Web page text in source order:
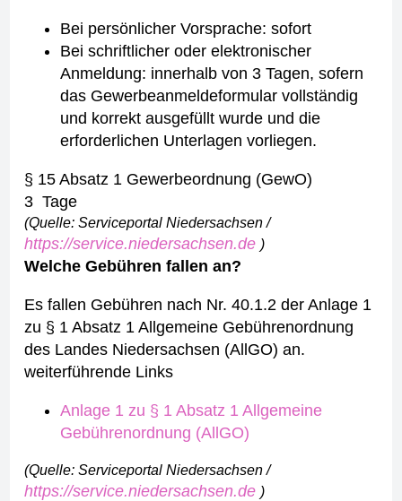
Bei persönlicher Vorsprache: sofort
Bei schriftlicher oder elektronischer
Anmeldung: innerhalb von 3 Tagen, sofern
das Gewerbeanmeldeformular vollständig
und korrekt ausgefüllt wurde und die
erforderlichen Unterlagen vorliegen.
§ 15 Absatz 1 Gewerbeordnung (GewO)
3 Tage
(Quelle: Serviceportal Niedersachsen /
https://service.niedersachsen.de )
Welche Gebühren fallen an?
Es fallen Gebühren nach Nr. 40.1.2 der Anlage 1
zu § 1 Absatz 1 Allgemeine Gebührenordnung
des Landes Niedersachsen (AllGO) an.
weiterführende Links
Anlage 1 zu § 1 Absatz 1 Allgemeine
Gebührenordnung (AllGO)
(Quelle: Serviceportal Niedersachsen /
https://service.niedersachsen.de )